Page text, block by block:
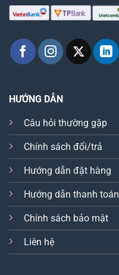
HƯỚNG DẪN
Câu hỏi thường gặp
Chính sách đổi/trả
Hướng dẫn đặt hàng
Hướng dẫn thanh toán
Chính sách bảo mật
Liên hệ